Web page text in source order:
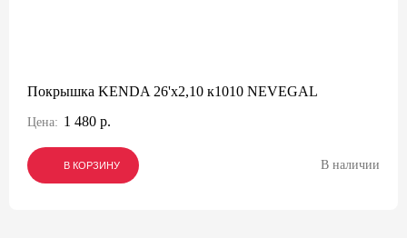
Покрышка KENDA 26'х2,10 к1010 NEVEGAL
Цена: 1 480 р.
В КОРЗИНУ
В КОРЗИНУ
В КОРЗИНУ В наличии